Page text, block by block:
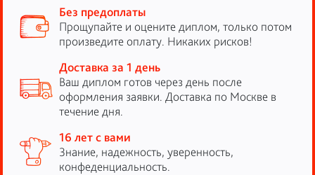
Без предоплаты
Прощупайте и оцените диплом, только потом
произведите оплату. Никаких рисков!
Доставка за 1 день
Ваш диплом готов через день после
оформления заявки. Доставка по Москве в
течение дня.
16 лет с вами
Знание, надежность, уверенность,
конфеденциальность.